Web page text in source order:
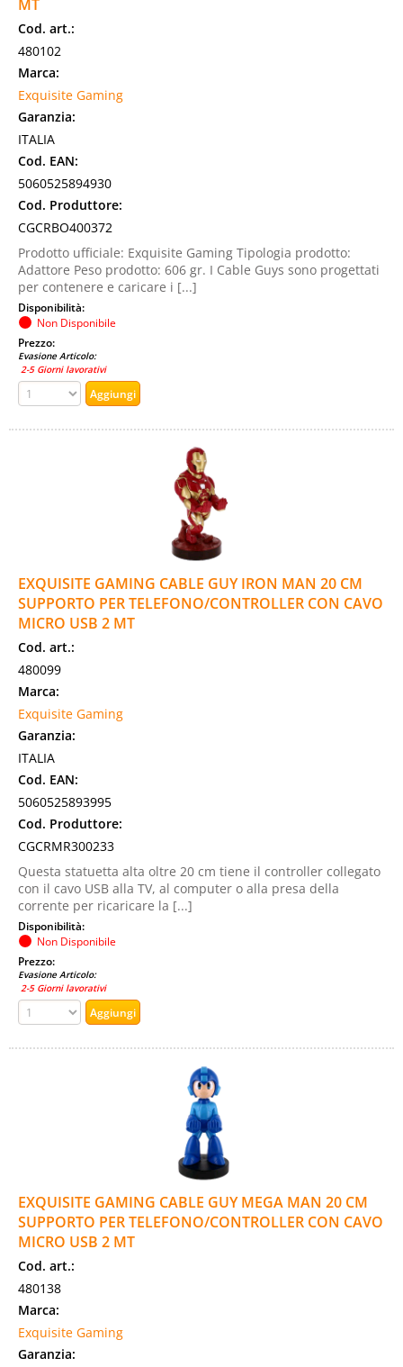
MT
Cod. art.:
480102
Marca:
Exquisite Gaming
Garanzia:
ITALIA
Cod. EAN:
5060525894930
Cod. Produttore:
CGCRBO400372
Prodotto ufficiale: Exquisite Gaming Tipologia prodotto:
Adattore Peso prodotto: 606 gr. I Cable Guys sono progettati
per contenere e caricare i [...]
Disponibilità:
Non Disponibile
Prezzo:
Evasione Articolo:
2-5 Giorni lavorativi
EXQUISITE GAMING CABLE GUY IRON MAN 20 CM
SUPPORTO PER TELEFONO/CONTROLLER CON CAVO
MICRO USB 2 MT
Cod. art.:
480099
Marca:
Exquisite Gaming
Garanzia:
ITALIA
Cod. EAN:
5060525893995
Cod. Produttore:
CGCRMR300233
Questa statuetta alta oltre 20 cm tiene il controller collegato
con il cavo USB alla TV, al computer o alla presa della
corrente per ricaricare la [...]
Disponibilità:
Non Disponibile
Prezzo:
Evasione Articolo:
2-5 Giorni lavorativi
EXQUISITE GAMING CABLE GUY MEGA MAN 20 CM
SUPPORTO PER TELEFONO/CONTROLLER CON CAVO
MICRO USB 2 MT
Cod. art.:
480138
Marca:
Exquisite Gaming
Garanzia: